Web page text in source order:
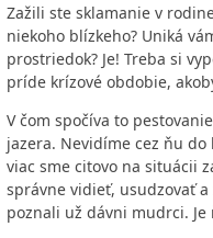
Zažili ste sklamanie v
niekoho blízkeho? Uniká
prostriedok? Je! Treba si
príde krízové obdobie,
V čom spočíva to
jazera. Nevidíme cez ňu
viac sme citovo na situácii
správne vidieť, usudzovať a
poznali už dávni mudrci. Je